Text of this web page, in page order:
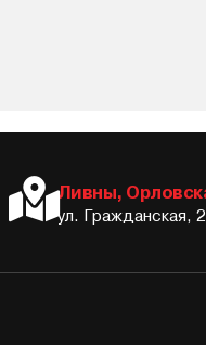
Ливны,
ул. Гражданская,